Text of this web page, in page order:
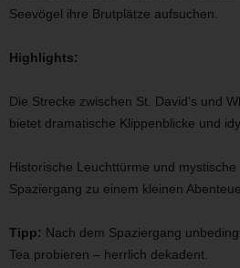
Seevögel ihre Brutplätze aufsuchen.
Highlights:
Die Strecke zwischen St. David’s und
bietet dramatische Klippenblicke und
Historische Leuchttürme und
Spaziergang zu einem kleinen
Tipp: Nach dem Spaziergang
Tea probieren – herrlich dekadent.